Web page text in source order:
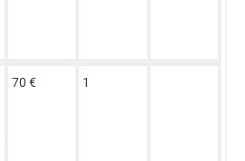
70 € 1